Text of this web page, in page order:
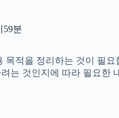
59분
적을 정리하는 것이 필
는 것인지에 따라 필요